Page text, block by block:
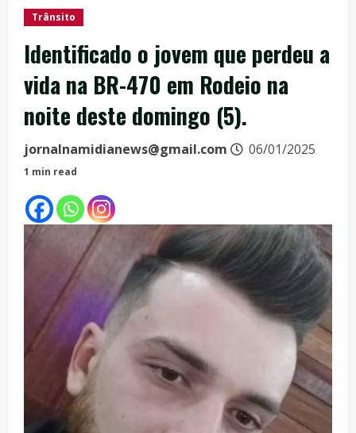
Trânsito
Identificado o jovem que perdeu a
vida na BR-470 em Rodeio na
noite deste domingo (5).
jornalnamidianews@gmail.com 06/01/2025
1 min read